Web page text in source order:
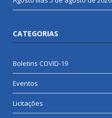
CATEGORIAS
Boletins COVID-19
Eventos
Licitações